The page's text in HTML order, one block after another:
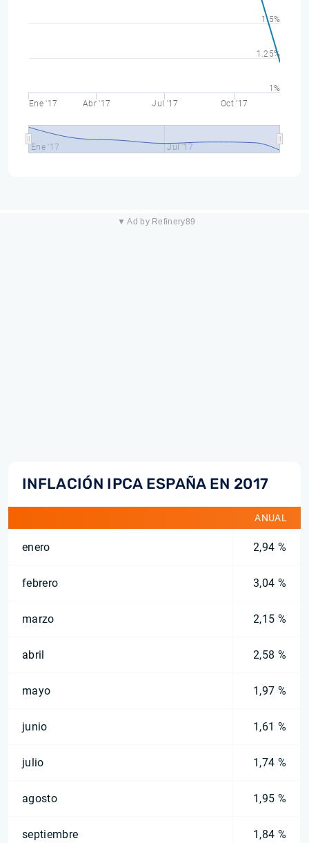
Ene '17 Abr '17 Jul '17 Oct '17
Ene '17 Jul '17
1%
1.25%
1.5%
▼ Ad by Refinery89
INFLACIÓN IPCA ESPAÑA EN 2017
ANUAL
enero 2,94 %
febrero 3,04 %
marzo 2,15 %
abril 2,58 %
mayo 1,97 %
junio 1,61 %
julio 1,74 %
agosto 1,95 %
septiembre 1,84 %